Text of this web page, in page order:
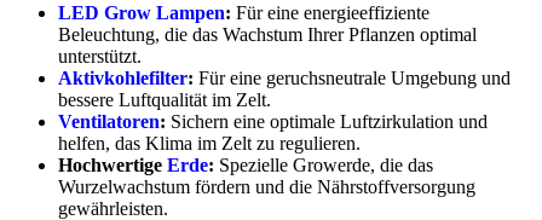
LED Grow Lampen: Für eine energieeffiziente
Beleuchtung, die das Wachstum Ihrer Pflanzen optimal
unterstützt.
Aktivkohlefilter: Für eine geruchsneutrale Umgebung und
bessere Luftqualität im Zelt.
Ventilatoren: Sichern eine optimale Luftzirkulation und
helfen, das Klima im Zelt zu regulieren.
Hochwertige Erde: Spezielle Growerde, die das
Wurzelwachstum fördern und die Nährstoffversorgung
gewährleisten.